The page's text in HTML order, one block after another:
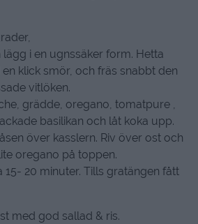
i en ugnssäker form. Hetta
klick smör, och fräs snabbt den
vitlöken.
grädde, oregano, tomatpure ,
basilikan och låt koka upp.
över kasslern. Riv över ost och
oregano på toppen.
15- 20 minuter. Tills gratängen fått
med god sallad & ris.